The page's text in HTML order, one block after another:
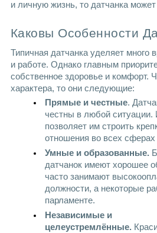
и личную жизнь, то датчанка
Каковы Особенности
Типичная датчанка уделяет много
и работе. Однако главным
собственное здоровье и комфорт.
характера, то они следующие:
Прямые и честные.
честны в любой ситуации.
позволяет им строить
отношения во всех сферах
Умные и образованные.
датчанок имеют хорошее
часто занимают
должности, а некоторые
парламенте.
Независимые и
целеустремлённые.